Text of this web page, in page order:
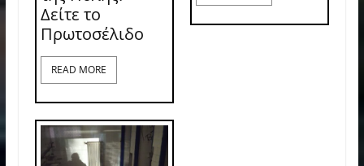
Δείτε το
Πρωτοσέλιδο
READ MORE